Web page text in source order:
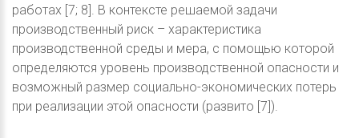
работах [7; 8]. В контексте решаемой задачи
производственный риск – характеристика
производственной среды и мера, с помощью которой
определяются уровень производственной опасности и
возможный размер социально-экономических потерь
при реализации этой опасности (развито [7]).